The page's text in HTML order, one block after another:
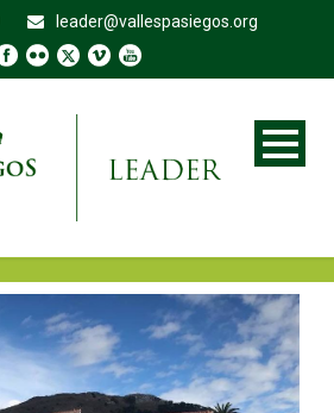
leader@vallespasiegos.org